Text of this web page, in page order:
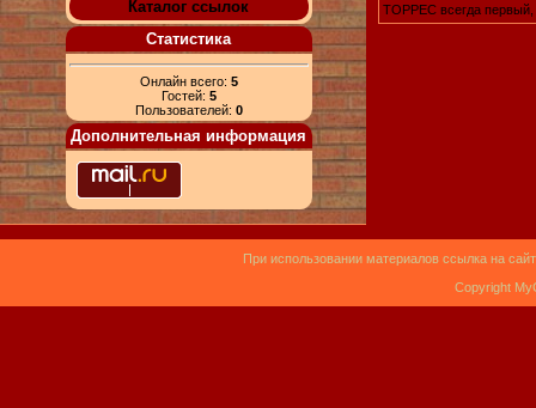
Каталог ссылок
Статистика
Онлайн всего: 5
Гостей: 5
Пользователей: 0
Дополнительная информация
ТОРРЕС всегда первый,
При использовании материалов ссылка на
Copyright